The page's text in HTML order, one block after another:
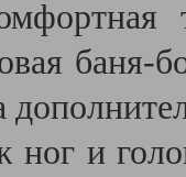
баня-
ног и